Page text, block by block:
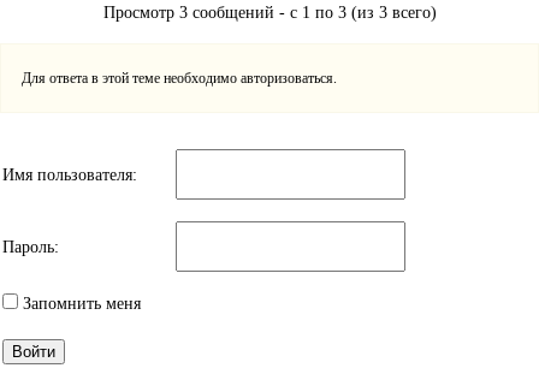
Просмотр 3 сообщений - с 1 по 3 (из 3 всего)
Для ответа в этой теме необходимо авторизоваться.
Имя пользователя:
Пароль:
Запомнить меня
Войти